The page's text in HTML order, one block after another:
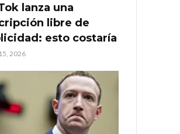
lanza una
libre de
esto costaría
2026